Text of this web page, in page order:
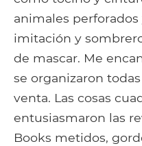
animales
imitación y
de mascar. Me
se organizaron
venta. Las cosas
entusiasmaron las
Books metidos,